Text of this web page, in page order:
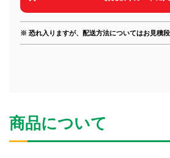
※ 恐れ入りますが、配送方法についてはお見積段
商品について